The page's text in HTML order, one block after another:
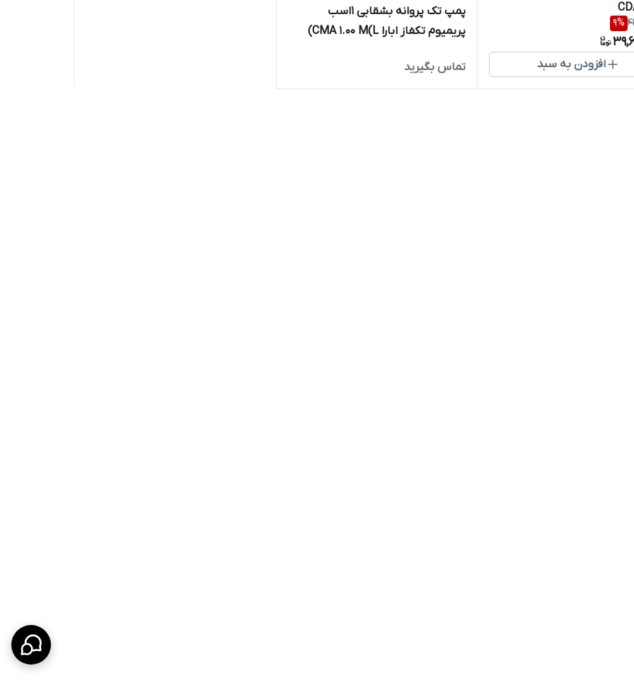
9%
افزودن به سبد
پمپ تک پروانه بشقابی 1اسب
پریمیوم تکفاز ابارا CMA 1.00 M(L)
تماس بگیرید